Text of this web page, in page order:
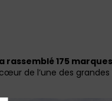
rassemblé 175
de l’une des grandes